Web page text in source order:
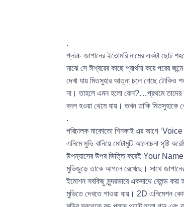
.
প্লটঃ- জাপানের ইতোমরি নামের একটা ছোট
মাঝে সে ঈশ্বরের কাছে প্রার্থনা করে পরের
দেখা যায় মিতসুহার আত্না চলে গেছে টোকিও
না। তাহলে এমন হলো কেন?…প্রথমে তাদের
বদল হওয়া থেমে যায়। তখন তাকি মিতসুহাকে
.
পরিচালক মাকোতো শিনকাই এর আগে
এনিমে মুভি বানিয়ে মোটামুটি আলোচনা
উপন্যাসের উপর ভিত্তি করেই Your Name
মুভিজুড়ে তাকে আগলে রেখেছে। সাথে
ইমোশন সবকিছু সুন্দরভাবে একসাথে ব্লেন্ড
মুভিতে দেখতে পাওয়া যায়। 2D এনিমেশন